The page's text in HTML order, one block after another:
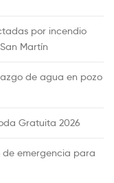
por incendio
Martín
de agua en pozo
Gratuita 2026
de emergencia para